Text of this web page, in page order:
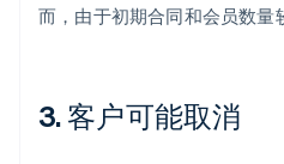
而，由于初期合同和会员数量
3. 客户可能取消